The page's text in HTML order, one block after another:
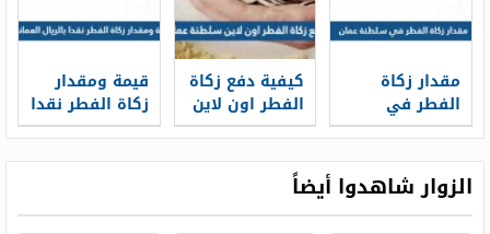
مقدار زكاة
الفطر في
سلطنة عمان
كيفية دفع زكاة
الفطر اون لاين
سلطنة عمان
قيمة ومقدار
زكاة الفطر نقدا
بالريال العماني
الزوار شاهدوا أيضاً